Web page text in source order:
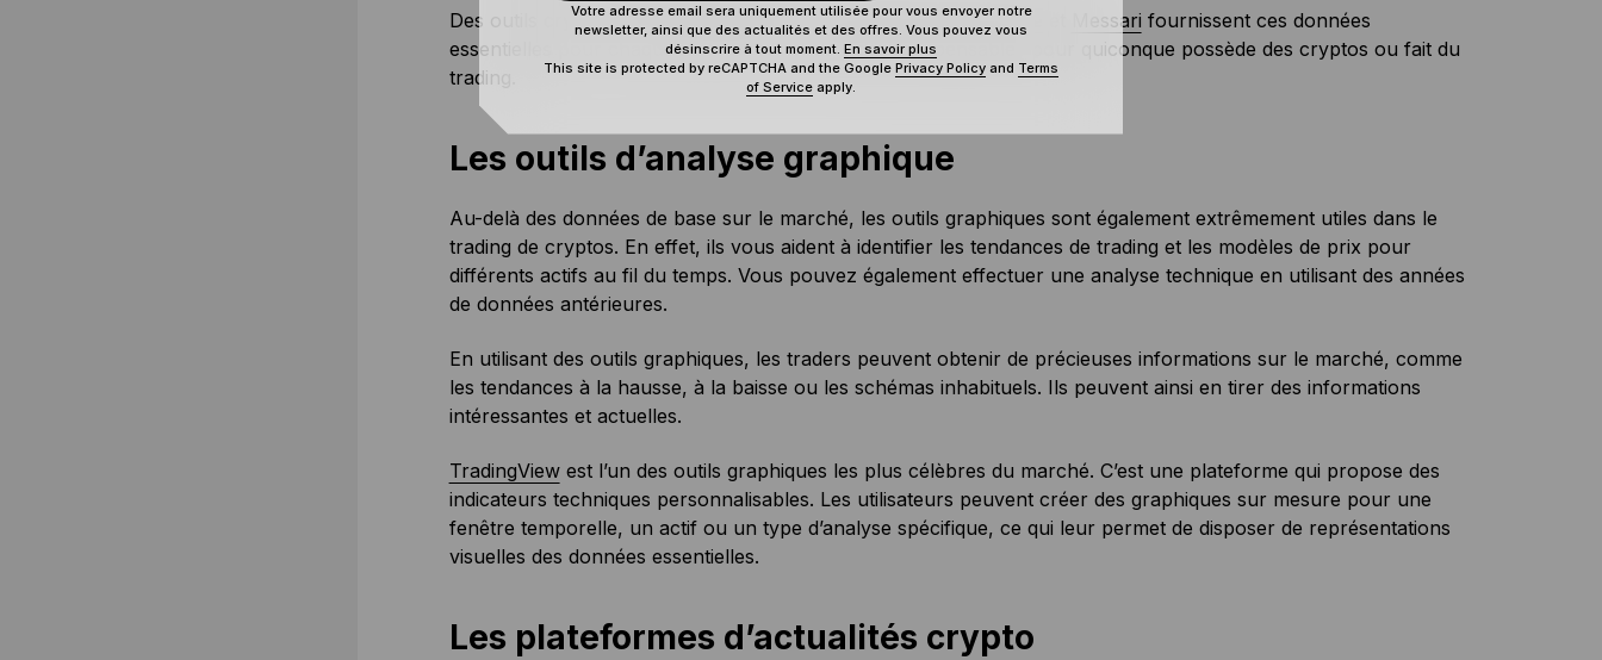
Des outils crypto tels queCoinGecko,CoinMarketCap,Glassnode Messari fournissent ces données
essentielles pour chaque actif. Ce sont des outils indispensables pour quiconque possède des cryptos ou fait du
trading.
Les outils d’analyse graphique
Au-delà des données de base sur le marché, les outils graphiques sont également extrêmement utiles dans le
trading de cryptos. En effet, ils vous aident à identifier les tendances de trading et les modèles de prix pour
différents actifs au fil du temps. Vous pouvez également effectuer une analyse technique en utilisant des années
de données antérieures.
En utilisant des outils graphiques, les traders peuvent obtenir de précieuses informations sur le marché, comme
les tendances à la hausse, à la baisse ou les schémas inhabituels. Ils peuvent ainsi en tirer des informations
intéressantes et actuelles.
TradingViewest l’un des outils graphiques les plus célèbres du marché. C’est une plateforme qui propose des
indicateurs techniques personnalisables. Les utilisateurs peuvent créer des graphiques sur mesure pour une
fenêtre temporelle, un actif ou un type d’analyse spécifique, ce qui leur permet de disposer de représentations
visuelles des données essentielles.
Les plateformes d’actualités crypto
Votre adresse email sera uniquement utilisée pour vous envoyer notre
newsletter, ainsi que des actualités et des offres. Vous pouvez vous
désinscrire à tout moment. En savoir plus
This site is protected by reCAPTCHA and the Google Privacy Policy and Terms
of Service apply.